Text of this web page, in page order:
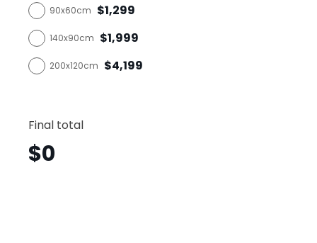
90x60cm $1,299
140x90cm $1,999
200x120cm $4,199
Final total
$0